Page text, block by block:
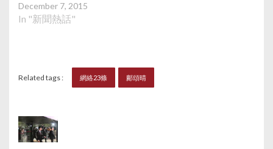
December 7, 2015
In "新聞熱話"
Related tags : 網絡23條 鄺頌晴